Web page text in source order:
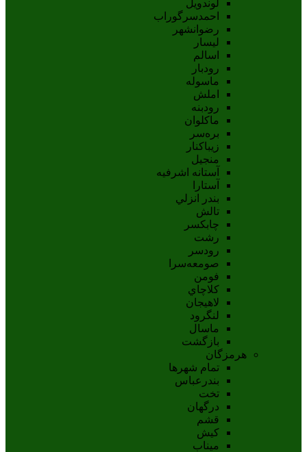
لوندویل
احمدسرگوراب
رضوانشهر
لیسار
اسالم
رودبار
ماسوله
املش
رودبنه
ماکلوان
بره‌سر
زیباکنار
منجیل
آستانه اشرفيه
آستارا
بندر انزلي
تالش
چابکسر
رشت
رودسر
صومعه‌سرا
فومن
کلاچاي
لاهيجان
لنگرود
ماسال
بازگشت
هرمزگان
تمام شهر‌ها
بندرعباس
تخت
درگهان
قشم
کيش
ميناب